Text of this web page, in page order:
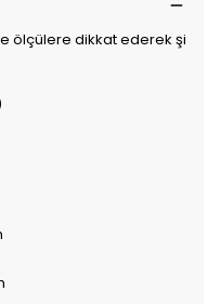
ölçülere dikkat ederek şipariş